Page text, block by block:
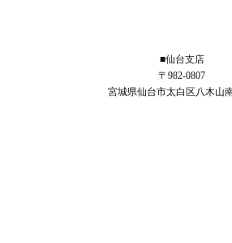
■仙台支店
〒982-0807
宮城県仙台市太白区八木山